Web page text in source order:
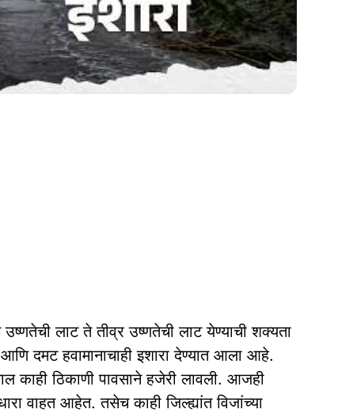
लाट ते तीव्र उष्णतेची लाट येण्याची शक्यता
दमट हवामानाचाही इशारा देण्यात आला आहे.
काही ठिकाणी पावसाने हजेरी लावली. आजही
वाहत आहेत. तसेच काही जिल्ह्यांत विजांच्या